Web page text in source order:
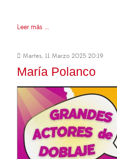
Leer más ...
Martes, 11 Marzo 2025 20:19
María Polanco